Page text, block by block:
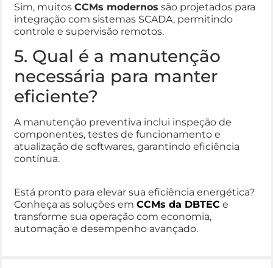
Sim, muitos CCMs modernos são projetados para
integração com sistemas SCADA, permitindo
controle e supervisão remotos.
5. Qual é a manutenção
necessária para manter
eficiente?
A manutenção preventiva inclui inspeção de
componentes, testes de funcionamento e
atualização de softwares, garantindo eficiência
contínua.
Está pronto para elevar sua eficiência energética?
Conheça as soluções em CCMs da DBTEC e
transforme sua operação com economia,
automação e desempenho avançado.